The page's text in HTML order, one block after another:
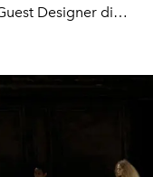
Designer di